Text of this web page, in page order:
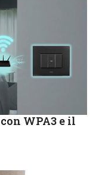
WPA3 e il